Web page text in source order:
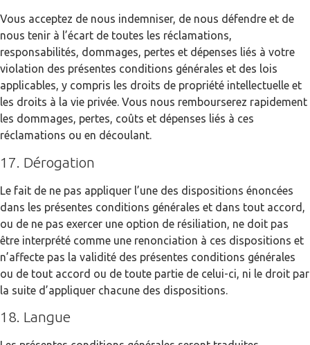
Vous acceptez de nous indemniser, de nous défendre et de
nous tenir à l’écart de toutes les réclamations,
responsabilités, dommages, pertes et dépenses liés à votre
violation des présentes conditions générales et des lois
applicables, y compris les droits de propriété intellectuelle et
les droits à la vie privée. Vous nous rembourserez rapidement
les dommages, pertes, coûts et dépenses liés à ces
réclamations ou en découlant.
17. Dérogation
Le fait de ne pas appliquer l’une des dispositions énoncées
dans les présentes conditions générales et dans tout accord,
ou de ne pas exercer une option de résiliation, ne doit pas
être interprété comme une renonciation à ces dispositions et
n’affecte pas la validité des présentes conditions générales
ou de tout accord ou de toute partie de celui-ci, ni le droit par
la suite d’appliquer chacune des dispositions.
18. Langue